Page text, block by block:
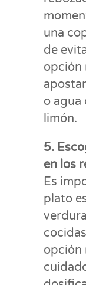
una
de
opción
o agua
limón.
5.
en los
Es
plato
opción